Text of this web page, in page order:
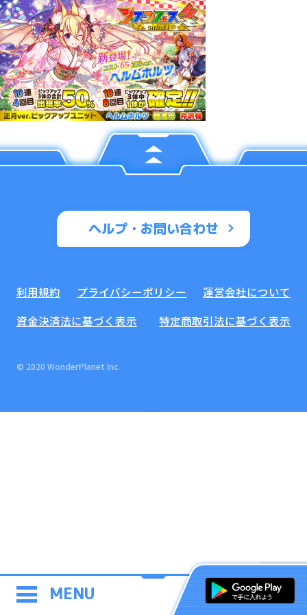
MENU
ヘルプ・お問い合わせ
利用規約 プライバシーポリシー
運営会社について
資金決済法に基づく表示
特定商取引法に基づく表示
© 2020 WonderPlanet Inc.